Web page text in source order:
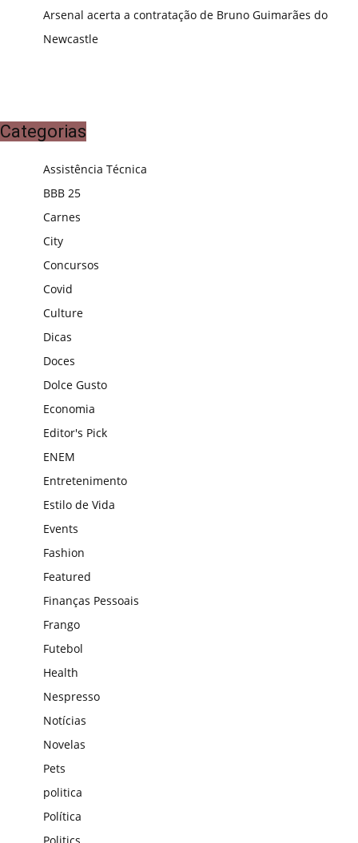
Arsenal acerta a contratação de Bruno Guimarães do
Newcastle
Categorias
Assistência Técnica
BBB 25
Carnes
City
Concursos
Covid
Culture
Dicas
Doces
Dolce Gusto
Economia
Editor's Pick
ENEM
Entretenimento
Estilo de Vida
Events
Fashion
Featured
Finanças Pessoais
Frango
Futebol
Health
Nespresso
Notícias
Novelas
Pets
politica
Política
Politics